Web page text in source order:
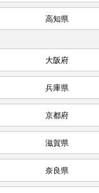
高知県
大阪府
兵庫県
京都府
滋賀県
奈良県